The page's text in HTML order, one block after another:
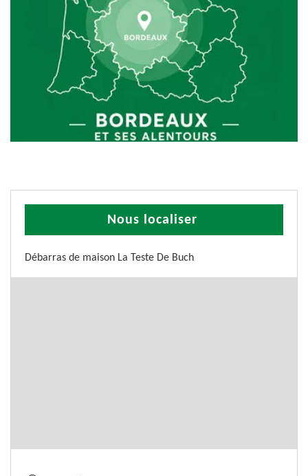
Nous localiser
Débarras de maison La Teste De Buch